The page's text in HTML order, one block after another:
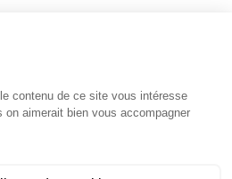
Contactez-nous